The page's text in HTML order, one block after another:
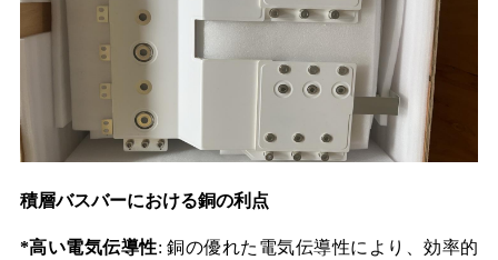
積層バスバーにおける銅の利点
*高い電気伝導性: 銅の優れた電気伝導性により、効率的